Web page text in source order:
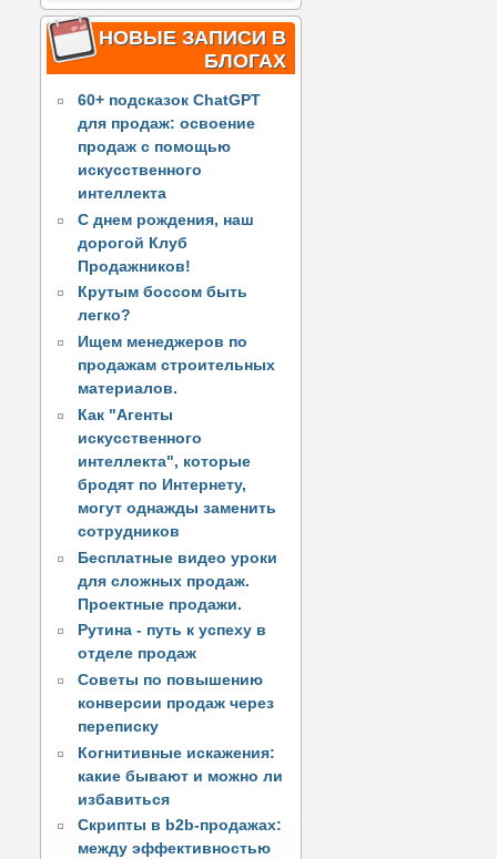
НОВЫЕ ЗАПИСИ В
БЛОГАХ
60+ подсказок ChatGPT
для продаж: освоение
продаж с помощью
искусственного
интеллекта
С днем рождения, наш
дорогой Клуб
Продажников!
Крутым боссом быть
легко?
Ищем менеджеров по
продажам строительных
материалов.
Как "Агенты
искусственного
интеллекта", которые
бродят по Интернету,
могут однажды заменить
сотрудников
Бесплатные видео уроки
для сложных продаж.
Проектные продажи.
Рутина - путь к успеху в
отделе продаж
Советы по повышению
конверсии продаж через
переписку
Когнитивные искажения:
какие бывают и можно ли
избавиться
Скрипты в b2b-продажах:
между эффективностью